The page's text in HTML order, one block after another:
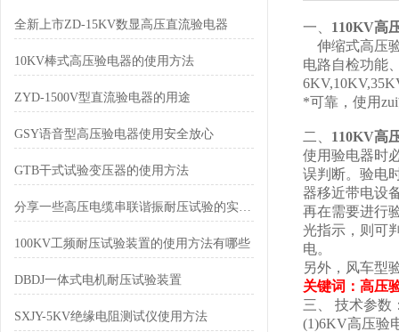
全新上市ZD-15KV数显高压直流验电器
10KV棒式高压验电器的使用方法
ZYD-1500V型直流验电器的用途
GSY语音型高压验电器使用安全放心
GTB干式试验变压器的使用方法
分享一些高压电缆串联谐振耐压试验的实际操作案例
100KV工频耐压试验装置的使用方法有哪些
DBDJ一体式电机耐压试验装置
SXJY-5KV绝缘电阻测试仪使用方法
一、 110KV高
伸缩式高压
电路自检功能
*可靠，使用
二、 110KV高
使用验电器时
误判断。验电
器移近带电设
再在需要进行
光指示，则可
电。
另外，风车型
关键词：高压
三、
技术参数
(1)6KV高压验